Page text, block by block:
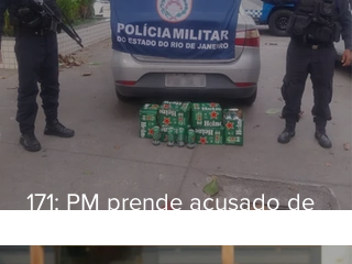
171: PM prende acusado de
Niterói